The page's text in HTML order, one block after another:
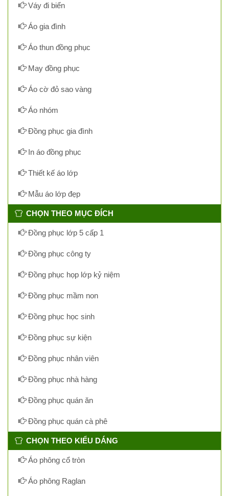
Váy đi biển
Áo gia đình
Áo thun đồng phục
May đồng phục
Áo cờ đỏ sao vàng
Áo nhóm
Đồng phục gia đình
In áo đồng phục
Thiết kế áo lớp
Mẫu áo lớp đẹp
CHỌN THEO MỤC ĐÍCH
Đồng phục lớp 5 cấp 1
Đồng phục công ty
Đồng phục họp lớp kỷ niệm
Đồng phục mầm non
Đồng phục học sinh
Đồng phục sự kiện
Đồng phục nhân viên
Đồng phục nhà hàng
Đồng phục quán ăn
Đồng phục quán cà phê
CHỌN THEO KIỂU DÁNG
Áo phông cổ tròn
Áo phông Raglan